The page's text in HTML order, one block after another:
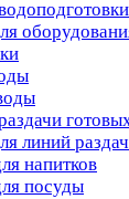
линий
напитков
посуды